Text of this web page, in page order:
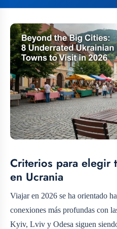
Criterios para elegir
en Ucrania
Viajar en 2026 se ha orientado
conexiones más profundas con
Kyiv, Lviv y Odesa siguen